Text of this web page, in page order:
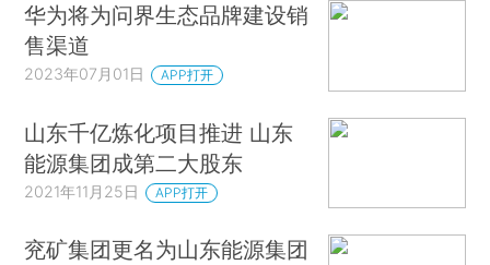
华为将为问界生态品牌建设销
售渠道
2023年07月01日 APP打开
山东千亿炼化项目推进 山东
能源集团成第二大股东
2021年11月25日 APP打开
兖矿集团更名为山东能源集团